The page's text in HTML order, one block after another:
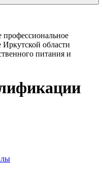
профессиональное
Иркутской области
питания и